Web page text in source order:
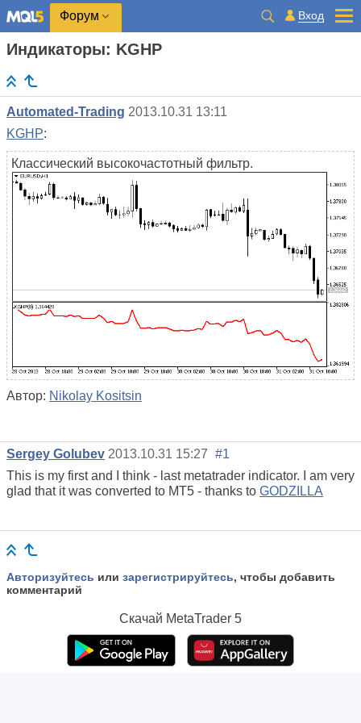
Форум Вход
Индикаторы: KGHP
Automated-Trading 2013.10.31 13:11
KGHP:
Классический высокочастотный фильтр.
Автор: Nikolay Kositsin
Sergey Golubev 2013.10.31 15:27 #1
This is my first and I think - last metatrader indicator. I am very
glad that it was converted to MT5 - thanks to GODZILLA
Авторизуйтесь или зарегистрируйтесь, чтобы добавить
комментарий
Скачай MetaTrader 5